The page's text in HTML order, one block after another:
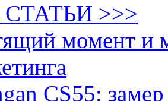
>>>
момент и
CS55: